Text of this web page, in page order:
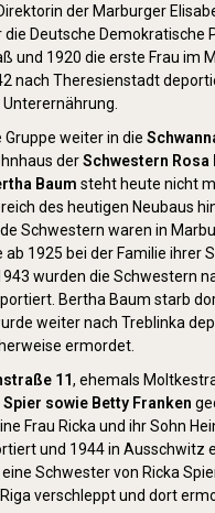
der Marburger
Deutsche Demokratische
und 1920 die erste Frau im
nach Theresienstadt
weiter in die
derSchwestern Rosa
Baum steht heute nicht
des heutigen Neubaus
Schwestern waren in
1925 bei der Familie ihrer
wurden die Schwestern
Bertha Baum starb
weiter nach Treblinka
ermordet.
11, ehemals
sowie Betty Franken
Frau Ricka und ihr Sohn
und 1944 in Ausschwitz
Schwester von Ricka
verschleppt und dort